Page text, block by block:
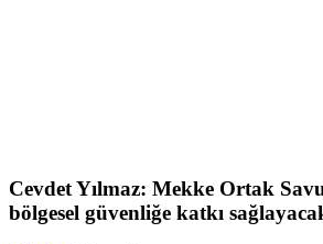
Cevdet Yılmaz: Mekke Ortak
bölgesel güvenliğe katkı